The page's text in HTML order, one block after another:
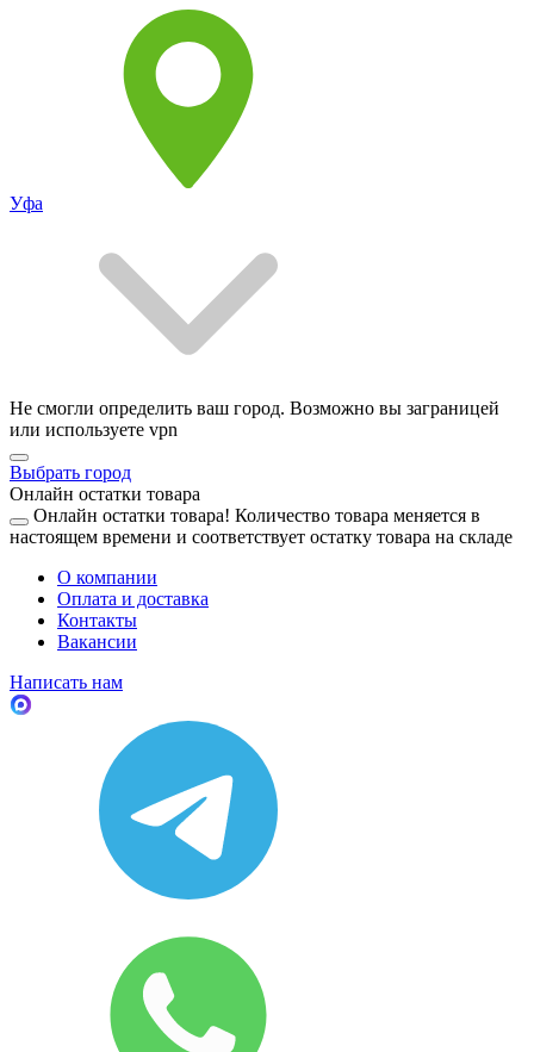
Уфа
Не смогли определить ваш город. Возможно вы заграницей
или используете vpn
Выбрать город
Онлайн остатки товара
Онлайн остатки товара! Количество товара меняется в
настоящем времени и соответствует остатку товара на складе
О компании
Оплата и доставка
Контакты
Вакансии
Написать нам